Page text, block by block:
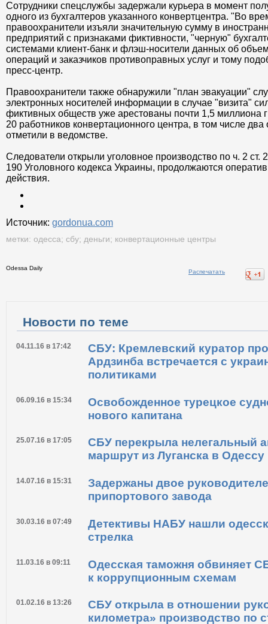
Сотрудники спецслужбы задержали курьера в момент
одного из бухгалтеров указанного конвертцентра. "Во
правоохранители изъяли значительную сумму в
предприятий с признаками фиктивности, "черную"
системами клиент-банк и флэш-носители данных об
операций и заказчиков противоправных услуг и тому
пресс-центр.
Правоохранители также обнаружили "план эвакуации"
электронных носителей информации в случае "визита"
фиктивных обществ уже арестованы почти 1,5 миллиона
20 работников конвертационного центра, в том числе два
отметили в ведомстве.
Следователи открыли уголовное производство по ч. 2 ст.
190 Уголовного кодекса Украины, продолжаются
действия.
Источник: gordonua.com
метки: одесса; сбу; деньги; конвертационные центры
Odessa Daily
Новости по теме
Ардзинба встречается с
политиками
06.09.16 в 15:34
Освобожденное турецкое
нового капитана
25.07.16 в 17:05
СБУ перекрыла нелегальный
маршрут из Луганска в Одессу
14.07.16 в 15:31
Задержаны двое
припортового завода
30.03.16 в 07:49
Детективы НАБУ нашли
стрелка
11.03.16 в 09:11
Одесская таможня обвиняет
к коррупционным схемам